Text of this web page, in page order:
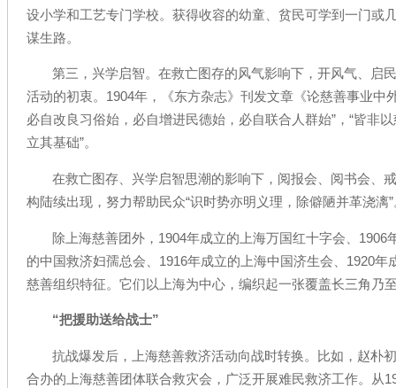
设小学和工艺专门学校。获得收容的幼童、贫民可学到一门或
谋生路。
第三，兴学启智。在救亡图存的风气影响下，开风气、启
活动的初衷。1904年，《东方杂志》刊发文章《论慈善事业中
必自改良习俗始，必自增进民德始，必自联合人群始”，“皆非
立其基础”。
在救亡图存、兴学启智思潮的影响下，阅报会、阅书会、
构陆续出现，努力帮助民众“识时势亦明义理，除僻陋并革浇漓”
除上海慈善团外，1904年成立的上海万国红十字会、1906
的中国救济妇孺总会、1916年成立的上海中国济生会、1920
慈善组织特征。它们以上海为中心，编织起一张覆盖长三角乃
“把援助送给战士”
抗战爆发后，上海慈善救济活动向战时转换。比如，赵朴
合办的上海慈善团体联合救灾会，广泛开展难民救济工作。从